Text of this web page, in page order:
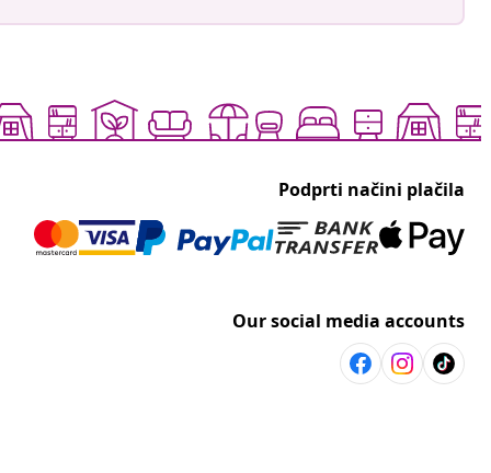
Podprti načini plačila
Our social media accounts